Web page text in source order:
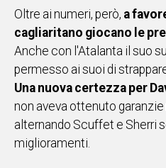
STORIE
VIDEO
Vai
UNISCITI
Oltre ai numeri, però, a
cagliaritano giocano le
Anche con l'Atalanta il suo
permesso ai suoi di
Una nuova certezza per
non aveva ottenuto
alternando Scuffet e Sherri
miglioramenti.